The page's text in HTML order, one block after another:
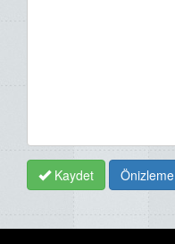
Kaydet Önizleme